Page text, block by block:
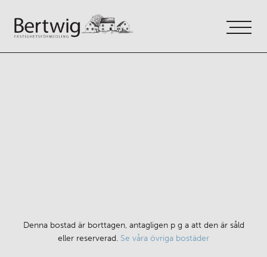
VÅRA TJÄNSTER
Denna bostad är borttagen, antagligen p g a att den är såld
eller reserverad. Se våra övriga bostäder